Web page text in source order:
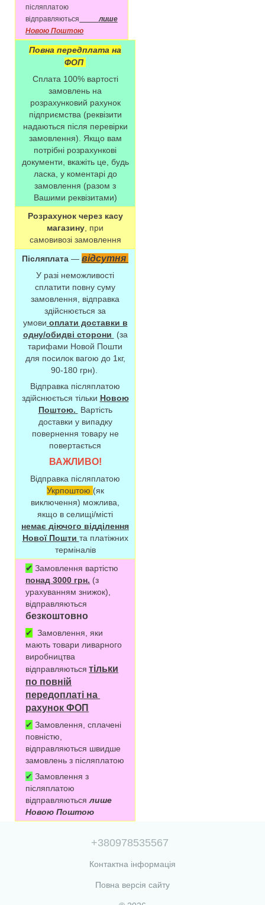
післяплатою
відправляються
лише
Новою Поштою
Повна передплата на
ФОП
Сплата 100% вартості
замовлень на
розрахунковий рахунок
підприємства (реквізити
надаються після перевірки
замовлення). Якщо вам
потрібні розрахункові
документи, вкажіть це, будь
ласка, у коментарі до
замовлення (разом з
Вашими реквізитами)
Розрахунок через касу
магазину , при
самовивозі замовлення
Післяплата — відсутня
У разі неможливості
сплатити повну суму
замовлення, відправка
здійснюється за
умови оплати доставки в
одну/обидві сторони
(за
тарифами Новой Пошти
для посилок вагою до 1кг,
90-180 грн).
Відправка післяплатою
здійснюється тільки Новою
Поштою.
Вартість
доставки у випадку
повернення товару не
повертається
ВАЖЛИВО!
Відправка післяплатою
Укрпоштою (як
виключення) можлива,
якщо в селищі/місті
немає діючого відділення
Нової Пошти та платіжних
терміналів
✔ Замовлення вартістю
понад 3000 грн. (з
урахуванням знижок),
відправляються
безкоштовно
✔
Замовлення, яки
мають товари ливарного
виробництва
відправляються тільки
по повній
передоплаті на
рахунок ФОП
✔ Замовлення, сплачені
повністю,
відправляються швидше
замовлень з післяплатою
✔ Замовлення з
післяплатою
відправляютьсялише
Новою Поштою
+380978535567
Контактна інформація
Повна версія сайту